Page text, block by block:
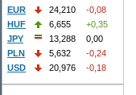
EUR 24,210
-0,08
HUF
6,655
+0,35
JPY
13,288
0,00
PLN
5,632
-0,24
USD
20,976 -0,18